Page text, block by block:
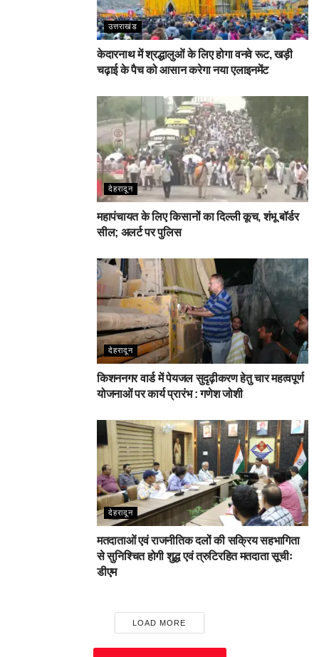
उत्तराखंड
केदारनाथ में श्रद्धालुओं के लिए होगा वनवे रूट, खड़ी
चढ़ाई के पैच को आसान करेगा नया एलाइनमेंट
देहरादून
महापंचायत के लिए किसानों का दिल्ली कूच, शंभू बॉर्डर
सील; अलर्ट पर पुलिस
देहरादून
किशननगर वार्ड में पेयजल सुदृढ़ीकरण हेतु चार महत्वपूर्ण
योजनाओं पर कार्य प्रारंभ : गणेश जोशी
देहरादून
मतदाताओं एवं राजनीतिक दलों की सक्रिय सहभागिता
से सुनिश्चित होगी शुद्ध एवं त्रुटिरहित मतदाता सूचीः
डीएम
LOAD MORE